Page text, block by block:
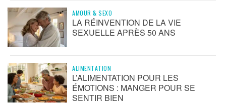
AMOUR & SEXO
LA RÉINVENTION DE LA VIE
SEXUELLE APRÈS 50 ANS
ALIMENTATION
L’ALIMENTATION POUR LES
ÉMOTIONS : MANGER POUR SE
SENTIR BIEN